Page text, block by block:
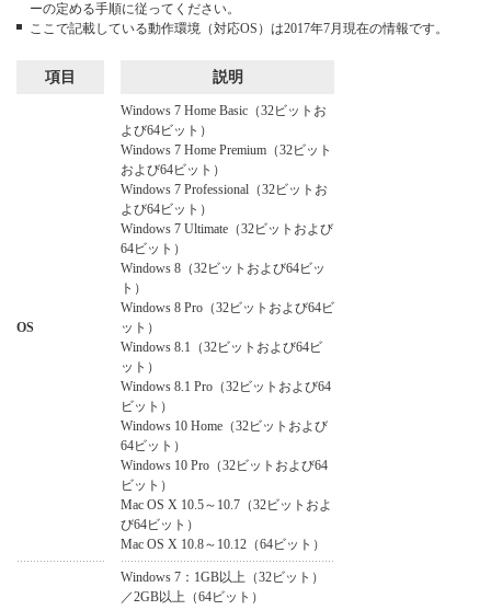
ーの定める手順に従ってください。
ここで記載している動作環境（対応OS）は2017年7月現在の情報です。
項目 説明
OS
Windows 7 Home Basic（32ビットお
よび64ビット）
Windows 7 Home Premium（32ビット
および64ビット）
Windows 7 Professional（32ビットお
よび64ビット）
Windows 7 Ultimate（32ビットおよび
64ビット）
Windows 8（32ビットおよび64ビッ
ト）
Windows 8 Pro（32ビットおよび64ビ
ット）
Windows 8.1（32ビットおよび64ビ
ット）
Windows 8.1 Pro（32ビットおよび64
ビット）
Windows 10 Home（32ビットおよび
64ビット）
Windows 10 Pro（32ビットおよび64
ビット）
Mac OS X 10.5～10.7（32ビットおよ
び64ビット）
Mac OS X 10.8～10.12（64ビット）
Windows 7：1GB以上（32ビット）
／2GB以上（64ビット）